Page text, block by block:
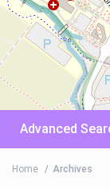
Advanced
Home Archives